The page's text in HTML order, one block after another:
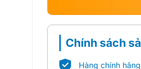
Chính sách
Hàng chính